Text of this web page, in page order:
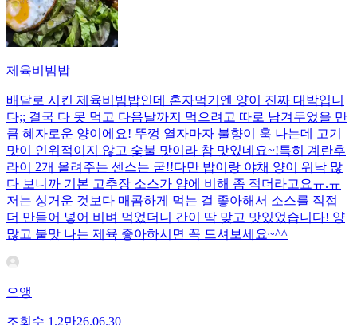
제육비빔밥
배달로 시킨 제육비빔밥인데 혼자먹기엔 양이 진짜 대박입니
다;; 결국 다 못 먹고 다음날까지 먹으려고 따로 남겨두었을 만
큼 혜자로운 양이에요! 뚜껑 열자마자 불향이 훅 나는데 고기
맛이 인위적이지 않고 숯불 맛이라 참 맛있네요~!특히 계란후
라이 2개 올려주는 센스는 굳!! ​다만 밥이랑 야채 양이 워낙 많
다 보니까 기본 고추장 소스가 양에 비해 좀 적더라고요ㅠ.ㅠ
저는 싱거운 것보다 매콤하게 먹는 걸 좋아해서 소스를 직접
더 만들어 넣어 비벼 먹었더니 간이 딱 맞고 맛있었습니다! 양
많고 불맛 나는 제육 좋아하시면 꼭 드셔보세요~^^
으앵
조회수 1.2만26.06.30